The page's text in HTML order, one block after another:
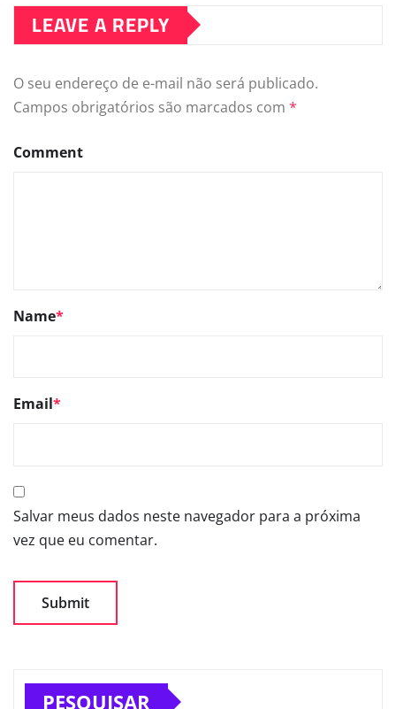
LEAVE A REPLY
O seu endereço de e-mail não será publicado.
Campos obrigatórios são marcados com *
Comment
Name*
Email*
Salvar meus dados neste navegador para a próxima
vez que eu comentar.
PESQUISAR